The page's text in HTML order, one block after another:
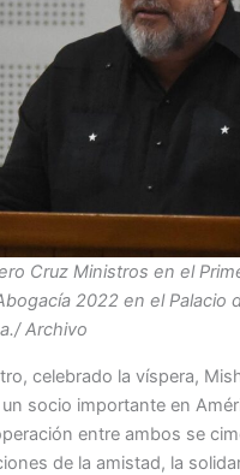
Cruz Ministros en el
2022 en el Palacio
Archivo
celebrado la víspera,
socio importante en
entre ambos se
de la amistad, la